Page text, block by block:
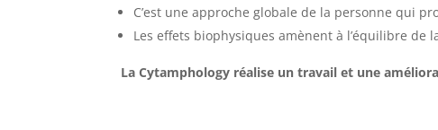
C’est une approche globale de la personne qui
Les effets biophysiques amènent à l’équilibre de
La Cytamphology réalise un travail et une